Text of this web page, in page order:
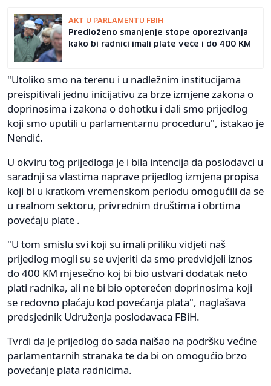
AKT U PARLAMENTU FBIH
Predloženo smanjenje stope oporezivanja
kako bi radnici imali plate veće i do 400 KM
"Utoliko smo na terenu i u nadležnim institucijama
preispitivali jednu inicijativu za brze izmjene zakona o
doprinosima i zakona o dohotku i dali smo prijedlog
koji smo uputili u parlamentarnu proceduru", istakao je
Nendić.
U okviru tog prijedloga je i bila intencija da poslodavci u
saradnji sa vlastima naprave prijedlog izmjena propisa
koji bi u kratkom vremenskom periodu omogućili da se
u realnom sektoru, privrednim društima i obrtima
povećaju plate .
"U tom smislu svi koji su imali priliku vidjeti naš
prijedlog mogli su se uvjeriti da smo predvidjeli iznos
do 400 KM mjesečno koj bi bio ustvari dodatak neto
plati radnika, ali ne bi bio opterećen doprinosima koji
se redovno plaćaju kod povećanja plata", naglašava
predsjednik Udruženja poslodavaca FBiH.
Tvrdi da je prijedlog do sada naišao na podršku većine
parlamentarnih stranaka te da bi on omogućio brzo
povećanje plata radnicima.